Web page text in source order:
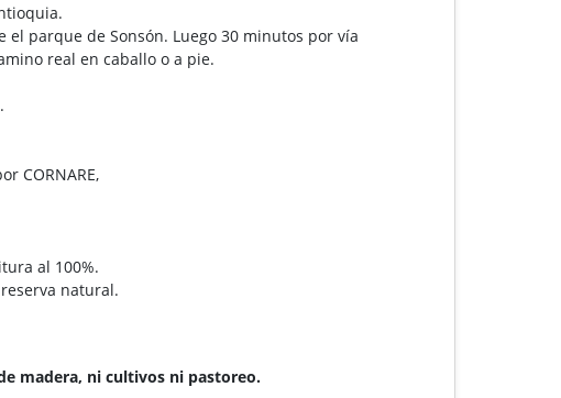
parque de Sonsón. Luego 30 minutos por vía
real en caballo o a pie.
CORNARE,
al 100%.
natural.
madera, ni cultivos ni pastoreo.